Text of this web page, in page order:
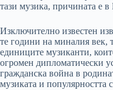
тази музика, причината е
Изключително известен
те години на миналия век,
единиците музиканти,
огромен дипломатически
гражданска война в
музиката и популярността